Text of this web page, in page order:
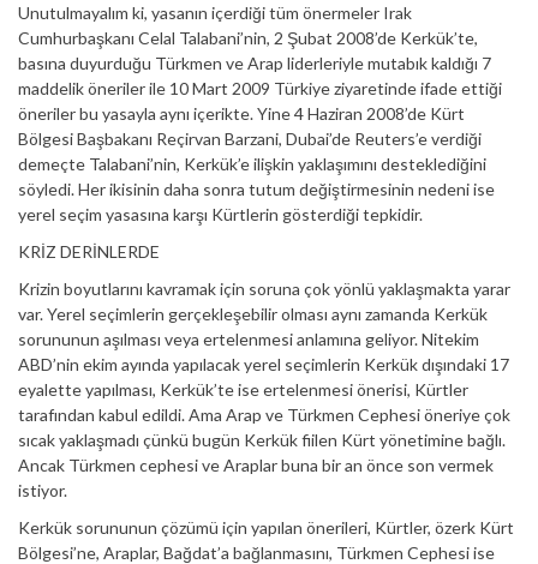
Unutulmayalım ki, yasanın içerdiği tüm önermeler Irak
Cumhurbaşkanı Celal Talabani’nin, 2 Şubat 2008’de Kerkük’te,
basına duyurduğu Türkmen ve Arap liderleriyle mutabık kaldığı 7
maddelik öneriler ile 10 Mart 2009 Türkiye ziyaretinde ifade ettiği
öneriler bu yasayla aynı içerikte. Yine 4 Haziran 2008’de Kürt
Bölgesi Başbakanı Reçirvan Barzani, Dubai’de Reuters’e verdiği
demeçte Talabani’nin, Kerkük’e ilişkin yaklaşımını desteklediğini
söyledi. Her ikisinin daha sonra tutum değiştirmesinin nedeni ise
yerel seçim yasasına karşı Kürtlerin gösterdiği tepkidir.
KRİZ DERİNLERDE
Krizin boyutlarını kavramak için soruna çok yönlü yaklaşmakta yarar
var. Yerel seçimlerin gerçekleşebilir olması aynı zamanda Kerkük
sorununun aşılması veya ertelenmesi anlamına geliyor. Nitekim
ABD’nin ekim ayında yapılacak yerel seçimlerin Kerkük dışındaki 17
eyalette yapılması, Kerkük’te ise ertelenmesi önerisi, Kürtler
tarafından kabul edildi. Ama Arap ve Türkmen Cephesi öneriye çok
sıcak yaklaşmadı çünkü bugün Kerkük fiilen Kürt yönetimine bağlı.
Ancak Türkmen cephesi ve Araplar buna bir an önce son vermek
istiyor.
Kerkük sorununun çözümü için yapılan önerileri, Kürtler, özerk Kürt
Bölgesi’ne, Araplar, Bağdat’a bağlanmasını, Türkmen Cephesi ise